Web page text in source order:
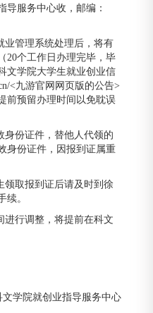
导服务中心收，邮编：
业管理系统处理后，将有
20个工作日办理完毕，毕
文学院大学生就业创业信
<九游官网网页版的公告>
前预留办理时间以免耽误
身份证件，替他人代领的
身份证件，因报到证属重
领取报到证后请及时到徐
续。
进行调整，将提前在科文
文学院就创业指导服务中心